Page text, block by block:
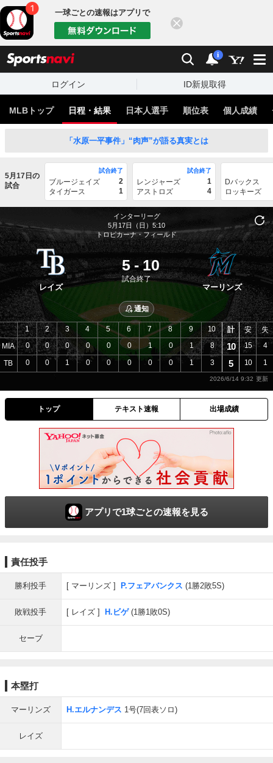
一球ごとの速報はアプリで
検索 通知
i
ログイン ID新規取得
MLBトップ 日程・結果 日本人選手 順位表 個人成績
「水原一平事件」“肉声”が語る真実とは
5月17日の
試合
試合終了
ブルージェイズ
2
タイガース
1
試合終了
レンジャーズ
1
アストロズ
4
Dバックス
ロッキーズ
インターリーグ
5月17日（日）5:10
トロピカーナ・フィールド
レイズ
5 - 10
試合終了
マーリンズ
通知
MIA
TB
1 2 3 4 5 6 7 8 9
10
0
0 0 0 0 0 1 0 1
8
0
0 1 0 0 0 0 0 1 3
計 安 失
10 15 4
5 10 1
2026/6/14 9:32
トップ テキスト速報 出場成績
アプリで1球ごとの速報を見る
責任投手
勝利投手 マーリンズ P.フェアバンクス (1勝2敗5S)
敗戦投手 レイズ H.ビゲ(1勝1敗0S)
セーブ
本塁打
マーリンズ H.エルナンデス 1号(7回表ソロ)
レイズ